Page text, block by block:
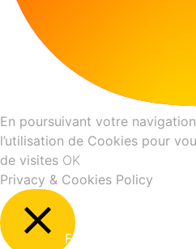
En poursuivant votre
l’utilisation de Cookies pour
de visites OK
Privacy & Cookies Policy
Fermer